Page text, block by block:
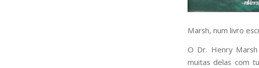
Marsh, num livro
O Dr. Henry
muitas delas com